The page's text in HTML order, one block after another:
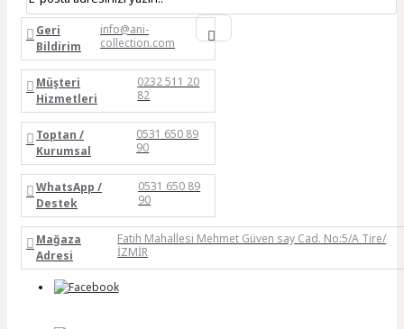
Geri
Bildirim
info@ani-
collection.com
Müşteri
Hizmetleri
0232 511 20
82
Toptan /
Kurumsal
0531 650 89
90
WhatsApp /
Destek
0531 650 89
90
Mağaza
Adresi
Fatih Mahallesi Mehmet Güven say Cad. No:5/A Tire/
İZMİR